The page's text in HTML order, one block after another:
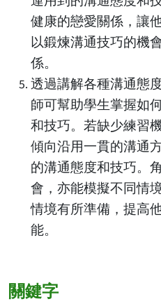
健康的戀愛關係，讓
以鍛煉溝通技巧的機
係。
透過講解各種溝通態
師可幫助學生掌握如
和技巧。若缺少練習
傾向沿用一貫的溝通
的溝通態度和技巧。
會，亦能模擬不同情
情境有所準備，提高
能。
關鍵字